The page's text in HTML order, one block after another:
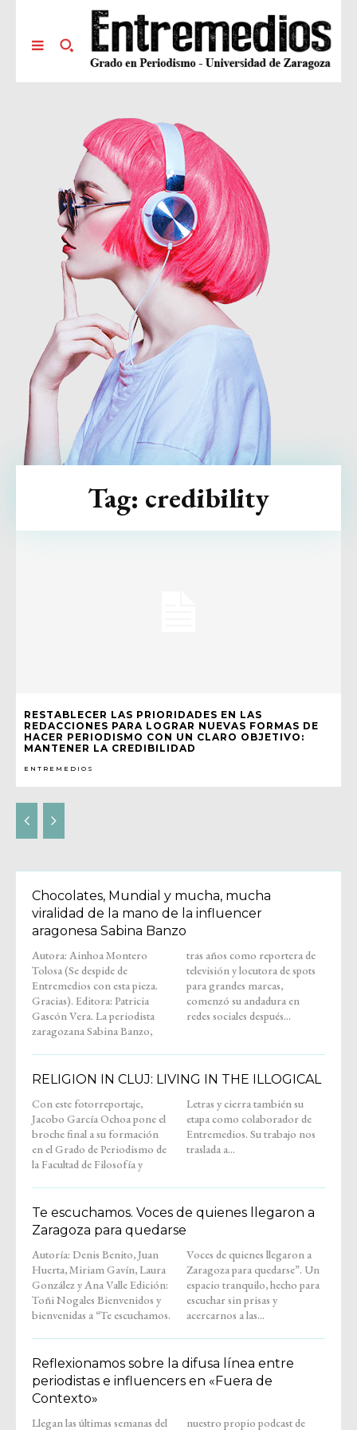
RESTABLECER LAS PRIORIDADES EN LAS
REDACCIONES PARA LOGRAR NUEVAS FORMAS DE
HACER PERIODISMO CON UN CLARO OBJETIVO:
MANTENER LA CREDIBILIDAD
ENTREMEDIOS
Tag: credibility
Chocolates, Mundial y mucha, mucha
viralidad de la mano de la influencer
aragonesa Sabina Banzo
Autora: Ainhoa Montero
Tolosa (Se despide de
Entremedios con esta pieza.
Gracias). Editora: Patricia
Gascón Vera. La periodista
zaragozana Sabina Banzo,
tras años como reportera de
televisión y locutora de spots
para grandes marcas,
comenzó su andadura en
redes sociales después...
RELIGION IN CLUJ: LIVING IN THE ILLOGICAL
Con este fotorreportaje,
Jacobo García Ochoa pone el
broche final a su formación
en el Grado de Periodismo de
la Facultad de Filosofía y
Letras y cierra también su
etapa como colaborador de
Entremedios. Su trabajo nos
traslada a...
Te escuchamos. Voces de quienes llegaron a
Zaragoza para quedarse
Autoría: Denis Benito, Juan
Huerta, Miriam Gavín, Laura
González y Ana Valle Edición:
Toñi Nogales Bienvenidos y
bienvenidas a “Te escuchamos.
Voces de quienes llegaron a
Zaragoza para quedarse”. Un
espacio tranquilo, hecho para
escuchar sin prisas y
acercarnos a las...
Reflexionamos sobre la difusa línea entre
periodistas e influencers en «Fuera de
Contexto»
Llegan las últimas semanas del
nuestro propio podcast de